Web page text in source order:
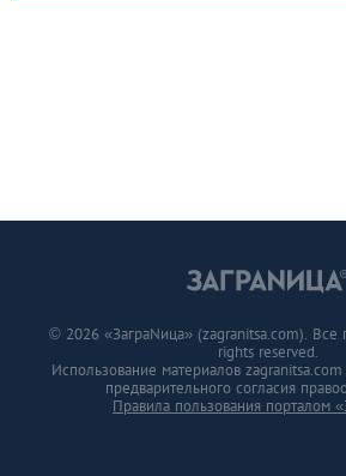
© 2026 «ЗаграNица» (zagranitsa.com).
rights reserved.
Использование материалов
предварительного согласия
Правила пользования порталом